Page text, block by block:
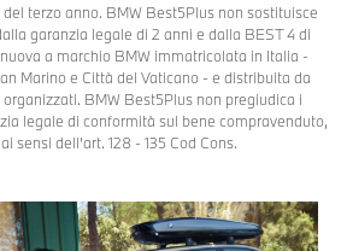
terzo anno. BMW Best5Plus non sostituisce
garanzia legale di 2 anni e dalla BEST 4 di
a marchio BMW immatricolata in Italia -
Marino e Città del Vaticano - e distribuita da
BMW Best5Plus non pregiudica i
legale di conformità sul bene compravenduto,
sensi dell’art. 128 - 135 Cod Cons.